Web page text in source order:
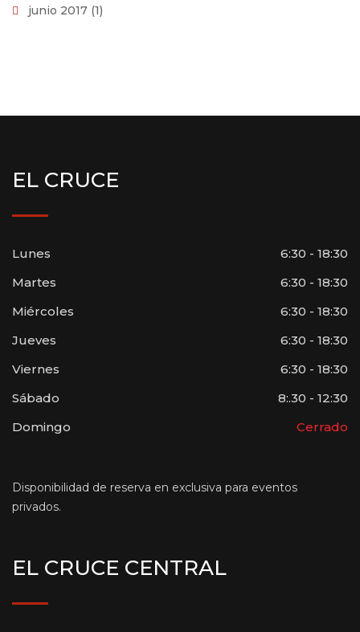
junio 2017 (1)
EL CRUCE
Lunes
6:30 - 18:30
Martes
6:30 - 18:30
Miércoles
6:30 - 18:30
Jueves
6:30 - 18:30
Viernes
6:30 - 18:30
Sábado
8:.30 - 12:30
Domingo
Cerrado
Disponibilidad de reserva en exclusiva para eventos
privados.
EL CRUCE CENTRAL